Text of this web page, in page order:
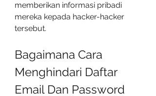
memberikan informasi pribadi
mereka kepada hacker-hacker
tersebut.
Bagaimana Cara
Menghindari Daftar
Email Dan Password